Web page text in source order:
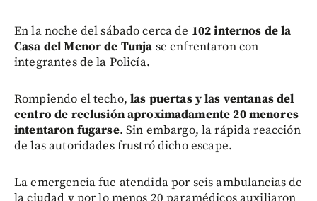
En la noche del sábado cerca de 102 internos de la
Casa del Menor de Tunja se enfrentaron con
integrantes de la Policía.
Rompiendo el techo, las puertas y las ventanas del
centro de reclusión aproximadamente 20 menores
intentaron fugarse. Sin embargo, la rápida reacción
de las autoridades frustró dicho escape.
La emergencia fue atendida por seis ambulancias de